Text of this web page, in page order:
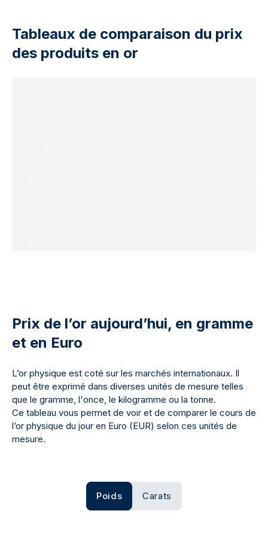
Tableaux de comparaison du prix
des produits en or
Prix de l’or aujourd’hui, en gramme
et en Euro
L’or physique est coté sur les marchés internationaux. Il
peut être exprimé dans diverses unités de mesure telles
que le gramme, l'once, le kilogramme ou la tonne.
Ce tableau vous permet de voir et de comparer le cours de
l’or physique du jour en Euro (EUR) selon ces unités de
mesure.
Poids Carats